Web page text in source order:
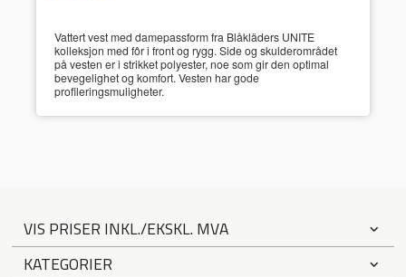
Vattert vest med damepassform fra Blåkläders UNITE
kolleksjon med fôr i front og rygg. Side og skulderområdet
på vesten er i strikket polyester, noe som gir den optimal
bevegelighet og komfort. Vesten har gode
profileringsmuligheter.
VIS PRISER INKL./EKSKL. MVA
KATEGORIER